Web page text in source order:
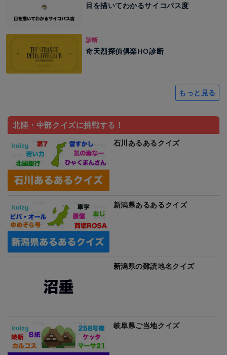
目を描いてわかるサイコパス度
診断
奇天烈探偵俱楽HO診断
もっと見る
北陸・中部クイズに挑戦する！
石川あるあるクイズ
新潟県あるあるクイズ
新潟県の難読地名クイズ
岐阜県ご当地クイズ